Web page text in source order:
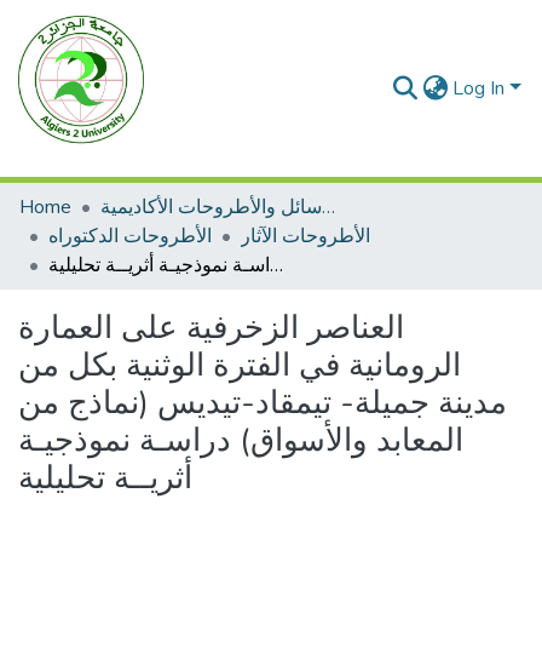
Log In
Home
الرسائل والأطروحات الأكاديمية
الأطروحات الدكتوراه
الأطروحات الآثار
العناصر الزخرفية على العمارة الرومانية في الفترة الوثنية بكل من مدينة جميلة- تيمقاد-تيديس (نماذج من المعابد والأسواق) دراسـة نموذجيـة أثريــة تحليلية
العناصر الزخرفية على العمارة
الرومانية في الفترة الوثنية بكل من
مدينة جميلة- تيمقاد-تيديس (نماذج من
المعابد والأسواق) دراسـة نموذجيـة
أثريــة تحليلية